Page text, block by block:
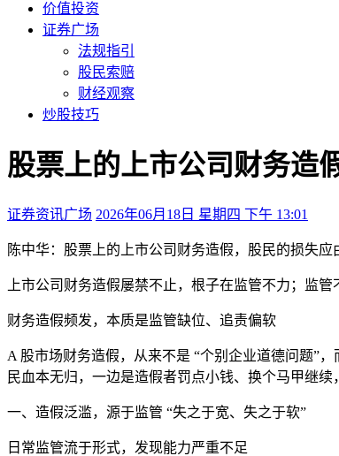
价值投资
证券广场
法规指引
股民索赔
财经观察
炒股技巧
股票上的上市公司财务造
证券资讯广场 2026年06月18日 星期四 下午 13:01
陈中华：股票上的上市公司财务造假，股民的损失应
上市公司财务造假屡禁不止，根子在监管不力；监
财务造假频发，本质是监管缺位、追责偏软
A 股市场财务造假，从来不是 “个别企业道德问题”
民血本无归，一边是造假者罚点小钱、换个马甲继续
一、造假泛滥，源于监管 “失之于宽、失之于软”
日常监管流于形式，发现能力严重不足